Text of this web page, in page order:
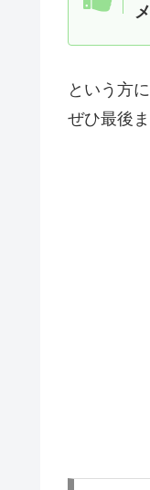
という方
ぜひ最後